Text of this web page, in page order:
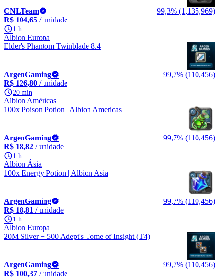
CNLTeam
99,3% (1,135,969)
R$ 104,65 / unidade
1 h
Albion Europa
Elder's Phantom Twinblade 8.4
ArgenGaming
99,7% (110,456)
R$ 126,80 / unidade
20 min
Albion Américas
100x Poison Potion | Albion Americas
ArgenGaming
99,7% (110,456)
R$ 18,82 / unidade
1 h
Albion Ásia
100x Energy Potion | Albion Asia
ArgenGaming
99,7% (110,456)
R$ 18,81 / unidade
1 h
Albion Europa
20M Silver + 500 Adept's Tome of Insight (T4)
ArgenGaming
99,7% (110,456)
R$ 100,37 / unidade